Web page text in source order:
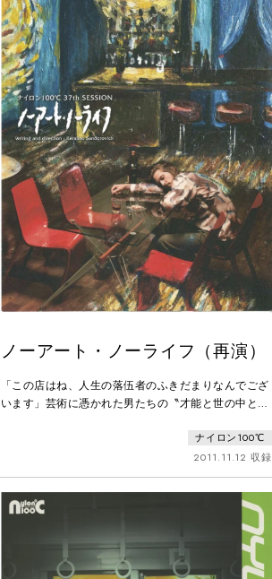
ノーアート・ノーライフ（再演）
「この店はね、人生の落伍者のふきだまりなんでござ
います」芸術に憑かれた男たちの〝才能と世の中との
び。1974年暮れのフランス、パリのモンマルトル。
サン・ヴァンサン墓地の向かいにある地下酒場「レ・
トロワ・ペロンヌ・ローンドゥ」はうだつが上がらな
い、パリの日本人の溜まり場となっていた。新米店員
のスティーヴ（温水洋一）が店番をする店には、今夜
ナイロン100℃
2011.11.12 収録